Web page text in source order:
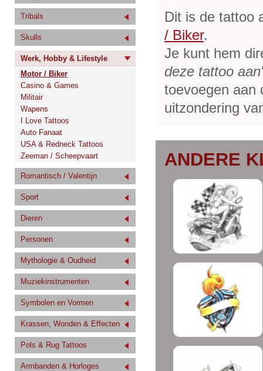
Tribals
Skulls
Werk, Hobby & Lifestyle
Motor / Biker
Casino & Games
Militair
Wapens
I Love Tattoos
Auto Fanaat
USA & Redneck Tattoos
Zeeman / Scheepvaart
Romantisch / Valentijn
Sport
Dieren
Personen
Mythologie & Oudheid
Muziekinstrumenten
Symbolen en Vormen
Krassen, Wonden & Effecten
Pols & Rug Tattoos
Armbanden & Horloges
Dit is de tattoo
/ Biker.
Je kunt hem
deze tattoo
toevoegen aan
uitzondering
ANDERE